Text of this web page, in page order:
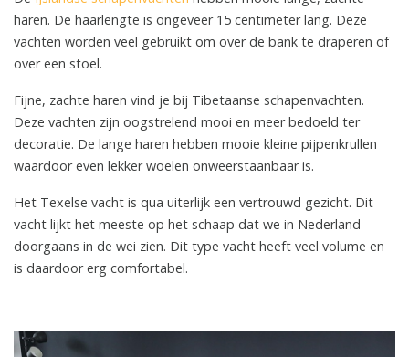
haren. De haarlengte is ongeveer 15 centimeter lang. Deze
vachten worden veel gebruikt om over de bank te draperen of
over een stoel.
Fijne, zachte haren vind je bij Tibetaanse schapenvachten.
Deze vachten zijn oogstrelend mooi en meer bedoeld ter
decoratie. De lange haren hebben mooie kleine pijpenkrullen
waardoor even lekker woelen onweerstaanbaar is.
Het Texelse vacht is qua uiterlijk een vertrouwd gezicht. Dit
vacht lijkt het meeste op het schaap dat we in Nederland
doorgaans in de wei zien. Dit type vacht heeft veel volume en
is daardoor erg comfortabel.